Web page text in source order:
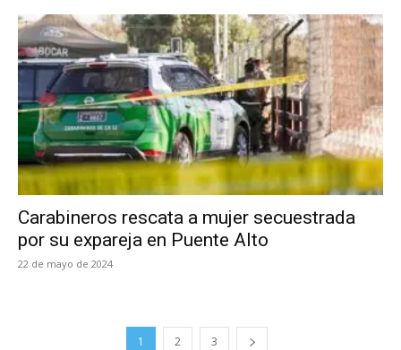
Carabineros rescata a mujer secuestrada
por su expareja en Puente Alto
22 de mayo de 2024
1 2 3